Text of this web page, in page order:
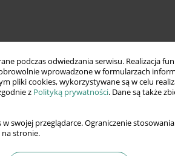
podczas odwiedzania serwisu. Realizacja
wprowadzone w formularzach
pliki cookies, wykorzystywane są w celu
z Polityką prywatności. Dane są także
swojej przeglądarce. Ograniczenie
stronie.